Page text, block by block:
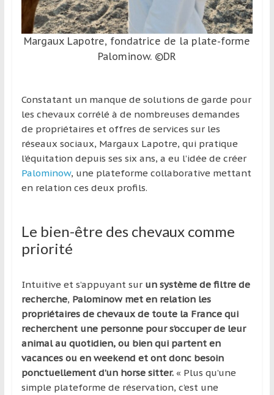
Margaux Lapotre, fondatrice de la plate-forme
Palominow. ©DR
Constatant un manque de solutions de garde pour
les chevaux corrélé à de nombreuses demandes
de propriétaires et offres de services sur les
réseaux sociaux, Margaux Lapotre, qui pratique
l’équitation depuis ses six ans, a eu l’idée de créer
Palominow, une plateforme collaborative mettant
en relation ces deux profils.
Le bien-être des chevaux comme
priorité
Intuitive et s’appuyant surun système de filtre de
recherche, Palominow met en relation les
propriétaires de chevaux de toute la France qui
recherchent une personne pour s’occuper de leur
animal au quotidien, ou bien qui partent en
vacances ou en weekend et ont donc besoin
ponctuellement d’un horse sitter.« Plus qu’une
simple plateforme de réservation, c’est une